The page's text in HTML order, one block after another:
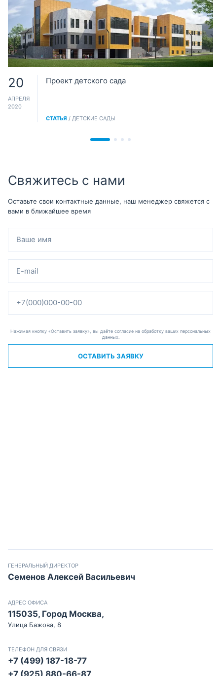
20
АПРЕЛЯ
2020
Проект детского сада
СТАТЬЯ / ДЕТСКИЕ САДЫ
Свяжитесь с нами
Оставьте свои контактные данные, наш менеджер свяжется с
вами в ближайшее время
Нажимая кнопку «Оставить заявку», вы даёте согласие на обработку ваших персональных
данных.
ОСТАВИТЬ ЗАЯВКУ
ГЕНЕРАЛЬНЫЙ ДИРЕКТОР
Семенов Алексей Васильевич
АДРЕС ОФИСА
115035, Город Москва,
Улица Бажова, 8
ТЕЛЕФОН ДЛЯ СВЯЗИ
+7 (499) 187-18-77
+7 (925) 880-66-87